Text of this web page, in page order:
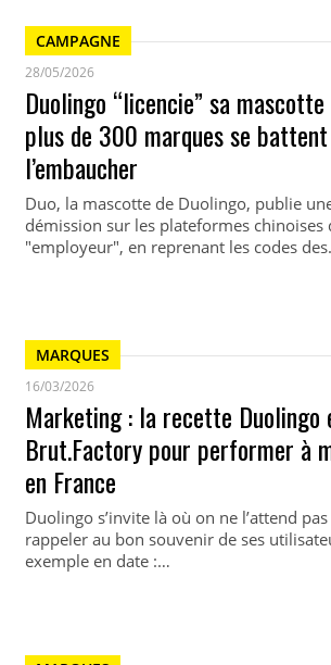
CAMPAGNE
28/05/2026
Duolingo “licencie” sa
plus de 300 marques se
l’embaucher
Duo, la mascotte de Duolingo, publie
démission sur les plateformes chinoises
"employeur", en reprenant les codes
MARQUES
16/03/2026
Marketing : la recette Duolingo
Brut.Factory pour performer à
en France
Duolingo s’invite là où on ne l’attend
rappeler au bon souvenir de ses
exemple en date :…